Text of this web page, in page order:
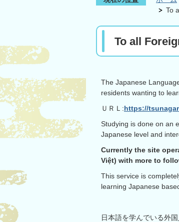
To
To all
The Japanese
residents wanting to
ＵＲＬ:https://
Studying is done on an
Japanese level and
Currently the site
Việt) with more to
This service is
learning Japanese
日本語を学んでいる外